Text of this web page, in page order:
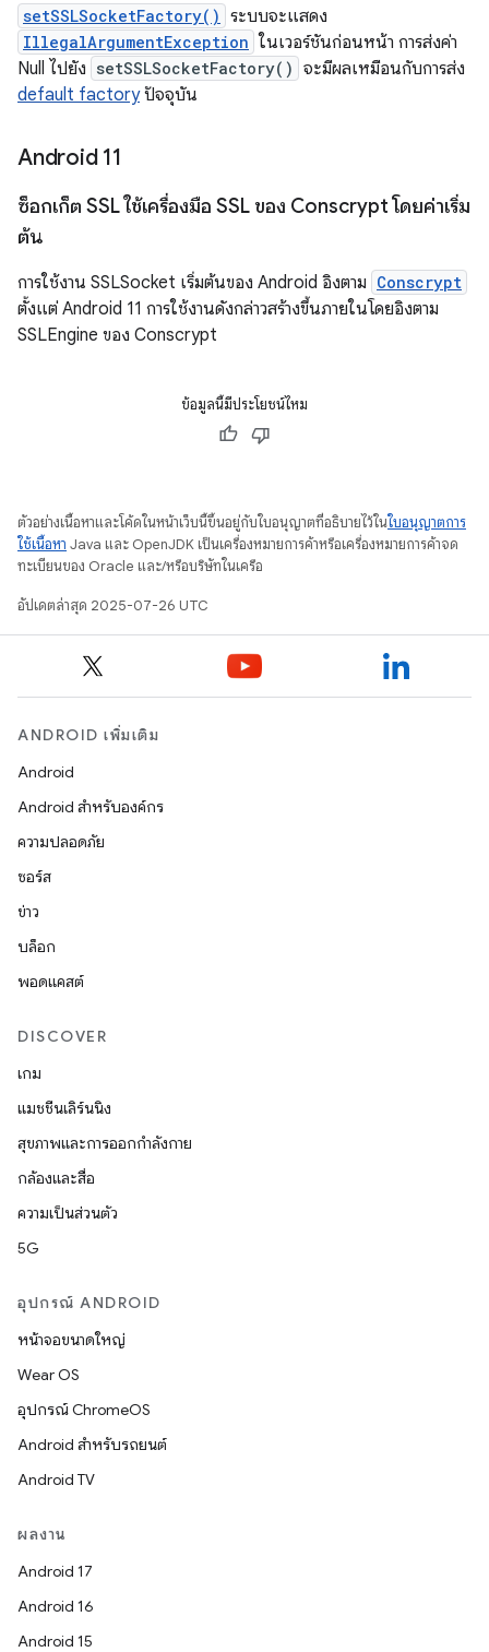
setSSLSocketFactory() ระบบจะแสดง
IllegalArgumentException ในเวอร์ชันก่อนหน้า การส่งค่า
Null ไปยัง setSSLSocketFactory() จะมีผลเหมือนกับการส่ง
default factoryปัจจุบัน
Android 11
ซ็อกเก็ต SSL ใช้เครื่องมือ SSL ของ Conscrypt โดยค่าเริ่ม
ต้น
การใช้งาน SSLSocket เริ่มต้นของ Android อิงตาม Conscrypt
ตั้งแต่ Android 11 การใช้งานดังกล่าวสร้างขึ้นภายในโดยอิงตาม
SSLEngine ของ Conscrypt
ข้อมูลนี้มีประโยชน์ไหม
ตัวอย่างเนื้อหาและโค้ดในหน้าเว็บนี้ขึ้นอยู่กับใบอนุญาตที่อธิบายไว้ในใบอนุญาตการ
ใช้เนื้อหา Java และ OpenJDK เป็นเครื่องหมายการค้าหรือเครื่องหมายการค้าจด
ทะเบียนของ Oracle และ/หรือบริษัทในเครือ
อัปเดตล่าสุด 2025-07-26 UTC
ANDROID เพิ่มเติม
Android
Android สำหรับองค์กร
ความปลอดภัย
ซอร์ส
ข่าว
บล็อก
พอดแคสต์
DISCOVER
เกม
แมชชีนเลิร์นนิง
สุขภาพและการออกกำลังกาย
กล้องและสื่อ
ความเป็นส่วนตัว
5G
อุปกรณ์ ANDROID
หน้าจอขนาดใหญ่
Wear OS
อุปกรณ์ ChromeOS
Android สำหรับรถยนต์
Android TV
ผลงาน
Android 17
Android 16
Android 15